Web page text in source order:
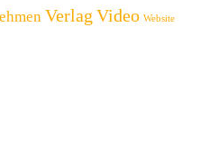
Verlag Video Website